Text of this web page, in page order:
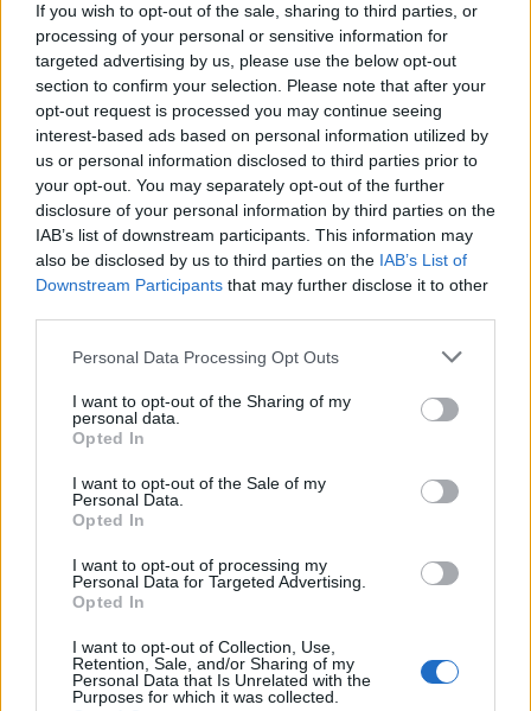
If you wish to opt-out of the sale, sharing to third parties, or
processing of your personal or sensitive information for
targeted advertising by us, please use the below opt-out
section to confirm your selection. Please note that after your
opt-out request is processed you may continue seeing
interest-based ads based on personal information utilized by
us or personal information disclosed to third parties prior to
your opt-out. You may separately opt-out of the further
disclosure of your personal information by third parties on the
IAB’s list of downstream participants. This information may
also be disclosed by us to third parties on the IAB’s List of
Downstream Participants that may further disclose it to other
Please note that this website/app uses one or more Google
not limited to your visit or usage behaviour. You may click to
grant or deny consent to Google and its third-party tags to
use your data for below specified purposes in below Google
consent section.
Personal Data Processing Opt Outs
I want to opt-out of the Sharing of my
personal data.
Opted In
I want to opt-out of the Sale of my
Personal Data.
Opted In
I want to opt-out of processing my
Personal Data for Targeted Advertising.
Opted In
I want to opt-out of Collection, Use,
Retention, Sale, and/or Sharing of my
Personal Data that Is Unrelated with the
Purposes for which it was collected.
Sei già abbonato?
Puoi effettuare l'accesso andando nella
sezioneLogindal menù del sito o
cliccandoqui
TEMI: Acqua Gallura
Comune Di Olbia
Lavori Abbanoa Acqua
Notizie in tempo reale?
GalluraOggi.it
i tuoi video e le tue foto
Su WhatsApp al numero +39